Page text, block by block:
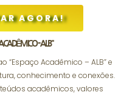
AGORA!
- ALB"
“Espaço Acadêmico – ALB” e
conhecimento e conexões.
acadêmicos, valores